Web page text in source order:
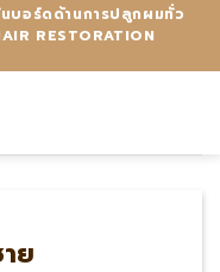
บอร์ดด้านการปลูกผมทั่ว
RESTORATION
ย